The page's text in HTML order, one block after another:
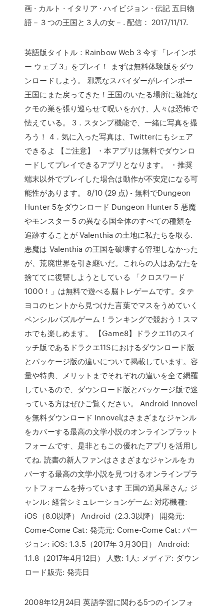
画 · カルト · イタリア · ハイビジョン · 伝記 五日物
語－３つの王国と３人の女－. 配信： 2017/11/17.
英語版タイトル：Rainbow Web 3 今す「レインボ
ー ウェブ 3」をプレイ！ まずは無料体験版をダウ
ンロードしよう。 邪悪なスパイダーがレインボー
王国にまた戻ってきた！王国のいたる場所に複雑な
クモの巣を張り巡らせて呪いをかけ、人々は恐怖で
怯えている。 3．スタンプ機能で、一緒に写真を撮
ろう！ 4．気に入った写真は、Twitterにもシェア
できるよ 【ご注意】 ・本アプリは無料でダウンロ
ードしてプレイできるアプリとなります。 ・推奨
端末以外でプレイした場合は動作が不安定になる可
能性があります。 8/10 (29 点) - 無料でDungeon
Hunter 5をダウンロード Dungeon Hunter 5 悪魔
やモンスター 5 の異なる国全体のすべての種類を
追跡することが Valenthia の土地に私たちを取る.
悪魔は Valenthia の王国を破壊する管理しなかった
が、荒廃世界を引き継いだ。これらの人はあなたを
捨ててに復讐しようとしている 「クロスワード
1000！」は無料で遊べる脳トレゲームです。タテ
ヨコのヒントから見つけた言葉でマスをうめていく
ペンシルパズルゲーム！ランキングで競おう！スマ
ホでも楽しめます。 【Game8】ドラクエ11のスイ
ッチ版であるドラクエ11Sにおけるダウンロード版
とパッケージ版の違いについて掲載しています。容
量や特典、メリットまでそれぞれの違いを全て網羅
しているので、ダウンロード版とパッケージ版で迷
っている方はぜひご覧ください。 Android Innovel
を無料ダウンロード Innovelはさまざまなジャンル
をカバーする最高の文学小説のオンラインプラット
フォームです、是非ともこの優れたアプリを活用し
てね. 読書の新人ファンはさまざまなジャンルをカ
バーする最高の文学小説を見つけるオンラインプラ
ットフォームを持っています 王国の道具屋さん; ジ
ャンル: 経営シミュレーションゲーム: 対応機種:
iOS（8.0以降） Android（2.3.3以降） 開発元:
Come-Come Cat: 発売元: Come-Come Cat: バー
ジョン: iOS: 1.3.5（2017年 3月30日） Android:
1.1.8（2017年4月12日） 人数: 1人: メディア: ダウン
ロード販売: 発売日
2008年12月24日 英語学習に関わる5つのインフォ